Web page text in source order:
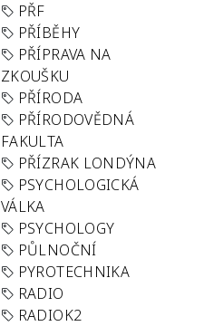
PŘF
PŘÍBĚHY
PŘÍPRAVA NA
ZKOUŠKU
PŘÍRODA
PŘÍRODOVĚDNÁ
FAKULTA
PŘÍZRAK LONDÝNA
PSYCHOLOGICKÁ
VÁLKA
PSYCHOLOGY
PŮLNOČNÍ
PYROTECHNIKA
RADIO
RADIOK2